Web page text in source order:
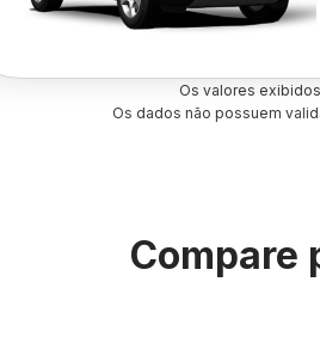
Os valores
Os dados não possuem
Compare